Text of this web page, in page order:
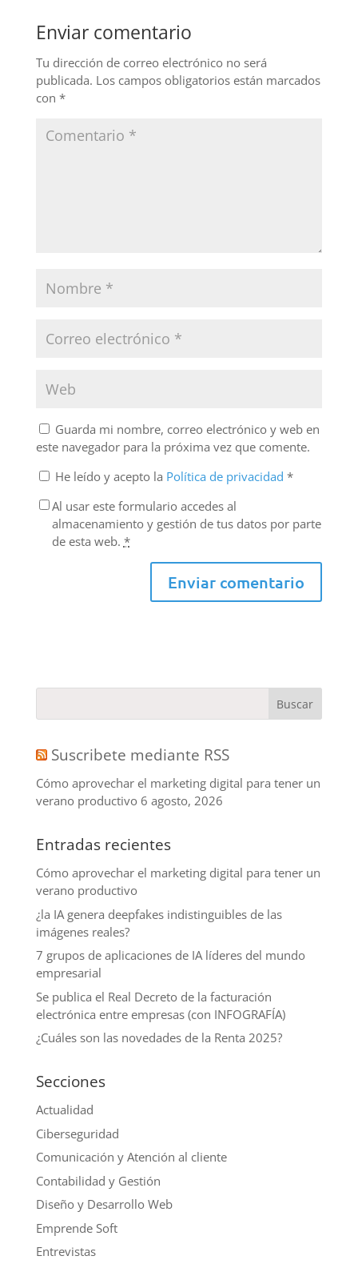
b
o
o
k
n
Enviar comentario
Tu dirección de correo electrónico no será
publicada. Los campos obligatorios están marcados
con *
Guarda mi nombre, correo electrónico y web en
este navegador para la próxima vez que comente.
He leído y acepto la Política de privacidad *
Al usar este formulario accedes al
almacenamiento y gestión de tus datos por parte
de esta web. *
Suscribete mediante RSS
Cómo aprovechar el marketing digital para tener un
verano productivo 6 agosto, 2026
Entradas recientes
Cómo aprovechar el marketing digital para tener un
verano productivo
¿la IA genera deepfakes indistinguibles de las
imágenes reales?
7 grupos de aplicaciones de IA líderes del mundo
empresarial
Se publica el Real Decreto de la facturación
electrónica entre empresas (con INFOGRAFÍA)
¿Cuáles son las novedades de la Renta 2025?
Secciones
Actualidad
Ciberseguridad
Comunicación y Atención al cliente
Contabilidad y Gestión
Diseño y Desarrollo Web
Emprende Soft
Entrevistas